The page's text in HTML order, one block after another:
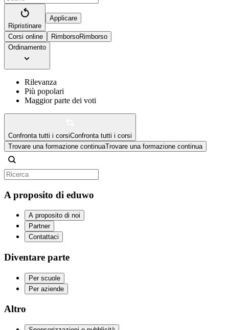
Ripristinare
Applicare
Corsi online RimborsoRimborso
Ordinamento
Rilevanza
Più popolari
Maggior parte dei voti
Confronta tutti i corsiConfronta tutti i corsi
Trovare una formazione continuaTrovare una formazione continua
A proposito di eduwo
A proposito di noi
Partner
Contattaci
Diventare parte
Per scuole
Per aziende
Altro